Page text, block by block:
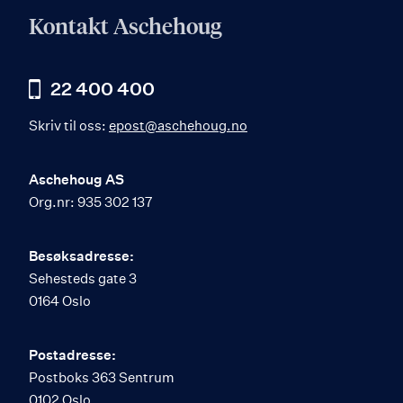
Kontakt Aschehoug
22 400 400
Skriv til oss: epost@aschehoug.no
Aschehoug AS
Org.nr: 935 302 137
Besøksadresse:
Sehesteds gate 3
0164 Oslo
Postadresse:
Postboks 363 Sentrum